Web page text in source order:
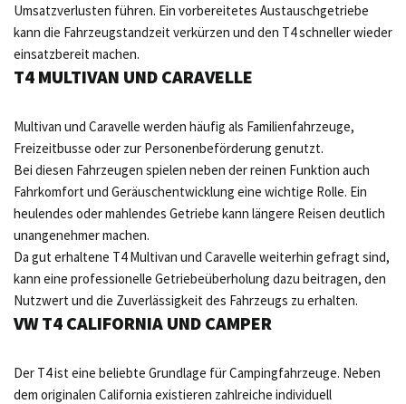
Umsatzverlusten führen. Ein vorbereitetes Austauschgetriebe
kann die Fahrzeugstandzeit verkürzen und den T4 schneller wieder
einsatzbereit machen.
T4 MULTIVAN UND CARAVELLE
Multivan und Caravelle werden häufig als Familienfahrzeuge,
Freizeitbusse oder zur Personenbeförderung genutzt.
Bei diesen Fahrzeugen spielen neben der reinen Funktion auch
Fahrkomfort und Geräuschentwicklung eine wichtige Rolle. Ein
heulendes oder mahlendes Getriebe kann längere Reisen deutlich
unangenehmer machen.
Da gut erhaltene T4 Multivan und Caravelle weiterhin gefragt sind,
kann eine professionelle Getriebeüberholung dazu beitragen, den
Nutzwert und die Zuverlässigkeit des Fahrzeugs zu erhalten.
VW T4 CALIFORNIA UND CAMPER
Der T4 ist eine beliebte Grundlage für Campingfahrzeuge. Neben
dem originalen California existieren zahlreiche individuell